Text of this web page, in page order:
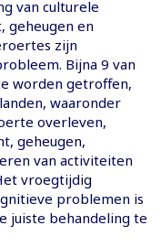
van culturele
geheugen en
zijn
Bijna 9 van
worden getroffen,
waaronder
overleven,
geheugen,
van activiteiten
vroegtijdig
problemen is
juiste behandeling te